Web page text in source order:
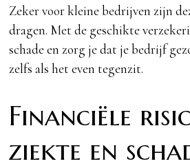
Zeker voor kleine bedrijven zijn
dragen. Met de geschikte
schade en zorg je dat je bedrijf
zelfs als het even tegenzit.
Financiële
ziekte en